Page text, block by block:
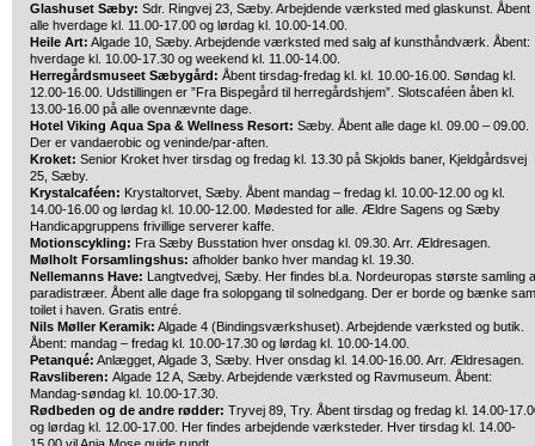
Glashuset Sæby: Sdr. Ringvej 23, Sæby. Arbejdende værksted med glaskunst. Åbent
alle hverdage kl. 11.00-17.00 og lørdag kl. 10.00-14.00.
Heile Art: Algade 10, Sæby. Arbejdende værksted med salg af kunsthåndværk. Åbent:
hverdage kl. 10.00-17.30 og weekend kl. 11.00-14.00.
Herregårdsmuseet Sæbygård: Åbent tirsdag-fredag kl. kl. 10.00-16.00. Søndag kl.
12.00-16.00. Udstillingen er ”Fra Bispegård til herregårdshjem”. Slotscaféen åben kl.
13.00-16.00 på alle ovennævnte dage.
Hotel Viking Aqua Spa & Wellness Resort: Sæby. Åbent alle dage kl. 09.00 – 09.00.
Der er vandaerobic og veninde/par-aften.
Kroket: Senior Kroket hver tirsdag og fredag kl. 13.30 på Skjolds baner, Kjeldgårdsvej
25, Sæby.
Krystalcaféen: Krystaltorvet, Sæby. Åbent mandag – fredag kl. 10.00-12.00 og kl.
14.00-16.00 og lørdag kl. 10.00-12.00. Mødested for alle. Ældre Sagens og Sæby
Handicapgruppens frivillige serverer kaffe.
Motionscykling: Fra Sæby Busstation hver onsdag kl. 09.30. Arr. Ældresagen.
Mølholt Forsamlingshus: afholder banko hver mandag kl. 19.30.
Nellemanns Have: Langtvedvej, Sæby. Her findes bl.a. Nordeuropas største samling
paradistræer. Åbent alle dage fra solopgang til solnedgang. Der er borde og bænke
toilet i haven. Gratis entré.
Nils Møller Keramik: Algade 4 (Bindingsværkshuset). Arbejdende værksted og butik.
Åbent: mandag – fredag kl. 10.00-17.30 og lørdag kl. 10.00-14.00.
Petanqué: Anlægget, Algade 3, Sæby. Hver onsdag kl. 14.00-16.00. Arr. Ældresagen.
Ravsliberen: Algade 12 A, Sæby. Arbejdende værksted og Ravmuseum. Åbent:
Mandag-søndag kl. 10.00-17.30.
Rødbeden og de andre rødder: Tryvej 89, Try. Åbent tirsdag og fredag kl. 14.00-
og lørdag kl. 12.00-17.00. Her findes arbejdende værksteder. Hver tirsdag kl. 14.00-